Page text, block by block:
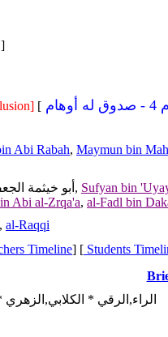
[
Abi Rabah, Maymun bin
, أبو خيثمة الجعفي, Sufyan bin
Abi al-Zrqa'a, al-Fadl bin
, al-Raqqi
Timeline] [ Students
الراء,الرقي *